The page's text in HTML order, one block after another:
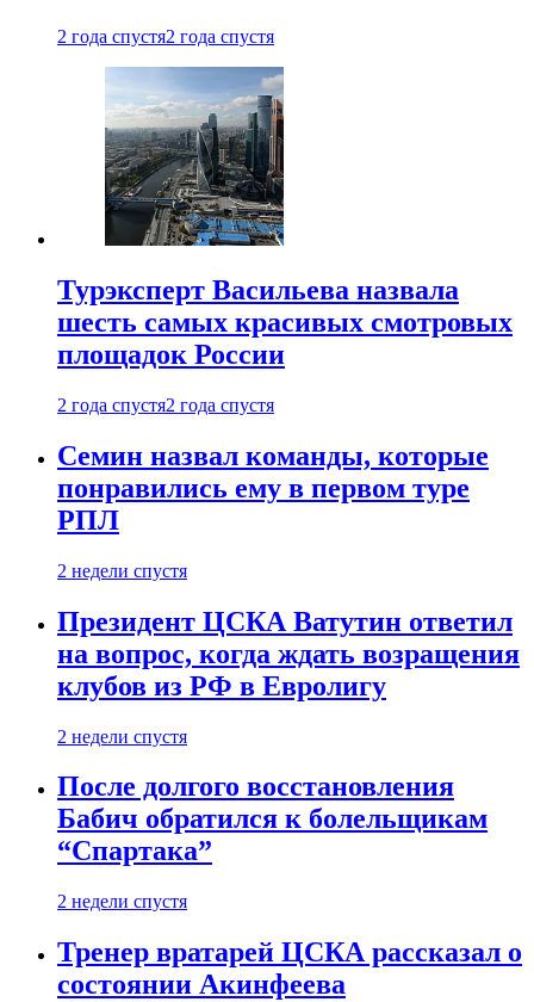
2 года спустя2 года спустя
Турэксперт Васильева назвала
шесть самых красивых смотровых
площадок России
2 года спустя2 года спустя
Семин назвал команды, которые
понравились ему в первом туре
РПЛ
2 недели спустя
Президент ЦСКА Ватутин ответил
на вопрос, когда ждать возращения
клубов из РФ в Евролигу
2 недели спустя
После долгого восстановления
Бабич обратился к болельщикам
“Спартака”
2 недели спустя
Тренер вратарей ЦСКА рассказал о
состоянии Акинфеева